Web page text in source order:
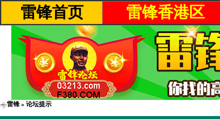
雷锋首页 雷锋香港区
雷锋 » 论坛提示